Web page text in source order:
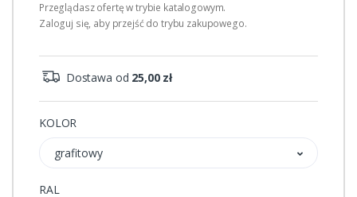
Przeglądasz ofertę w trybie katalogowym.
Zaloguj się, aby przejść do trybu zakupowego.
Dostawa od 25,00 zł
KOLOR
grafitowy
RAL